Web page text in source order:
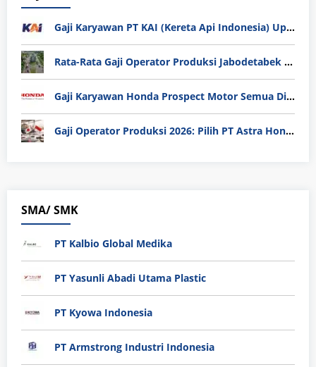
Gaji Karyawan PT KAI (Kereta Api Indonesia) Update 2025
Rata-Rata Gaji Operator Produksi Jabodetabek 2025: Bedah Tuntas UMK, Lemburan, dan Realita Hidup Buruh
Gaji Karyawan Honda Prospect Motor Semua Divisi
Gaji Operator Produksi 2026: Pilih PT Astra Honda Motor (AHM) atau Manufaktur di Jepang?
SMA/ SMK
PT Kalbio Global Medika
PT Yasunli Abadi Utama Plastic
PT Kyowa Indonesia
PT Armstrong Industri Indonesia